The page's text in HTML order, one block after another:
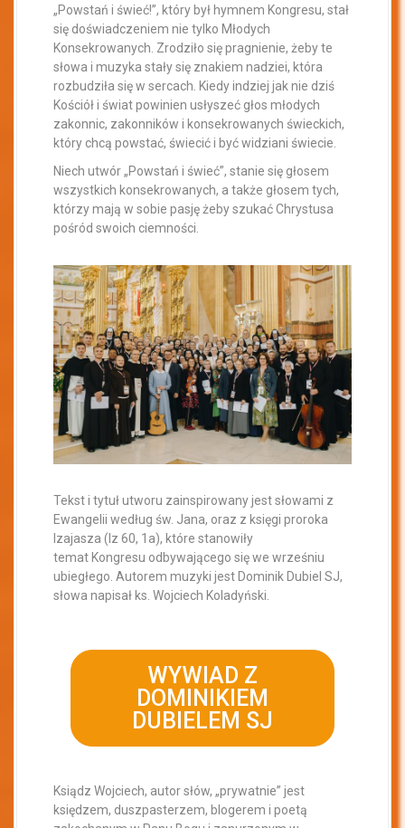
„Powstań i świeć!”, który był hymnem Kongresu, stał
się doświadczeniem nie tylko Młodych
Konsekrowanych. Zrodziło się pragnienie, żeby te
słowa i muzyka stały się znakiem nadziei, która
rozbudziła się w sercach. Kiedy indziej jak nie dziś
Kościół i świat powinien usłyszeć głos młodych
zakonnic, zakonników i konsekrowanych świeckich,
który chcą powstać, świecić i być widziani świecie.
Niech utwór „Powstań i świeć”, stanie się głosem
wszystkich konsekrowanych, a także głosem tych,
którzy mają w sobie pasję żeby szukać Chrystusa
pośród swoich ciemności.
Tekst i tytuł utworu zainspirowany jest słowami z
Ewangelii według św. Jana, oraz z księgi proroka
Izajasza (Iz 60, 1a), które stanowiły
temat Kongresu odbywającego się we wrześniu
ubiegłego. Autorem muzyki jest Dominik Dubiel SJ,
słowa napisał ks. Wojciech Koladyński.
WYWIAD Z
DOMINIKIEM
DUBIELEM SJ
Ksiądz Wojciech, autor słów, „prywatnie” jest
księdzem, duszpasterzem, blogerem i poetą